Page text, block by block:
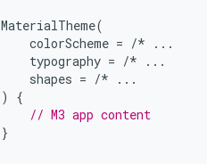
MaterialTheme(
colorScheme = /*
...
typography = /*
...
shapes = /*
...
)
{
// M3 app content
}